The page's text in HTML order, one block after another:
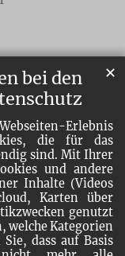
bei den
Erlebnis
die für das
sind. Mit Ihrer
und andere
Inhalte (Videos
Karten über
genutzt
welche Kategorien
dass auf Basis
✕